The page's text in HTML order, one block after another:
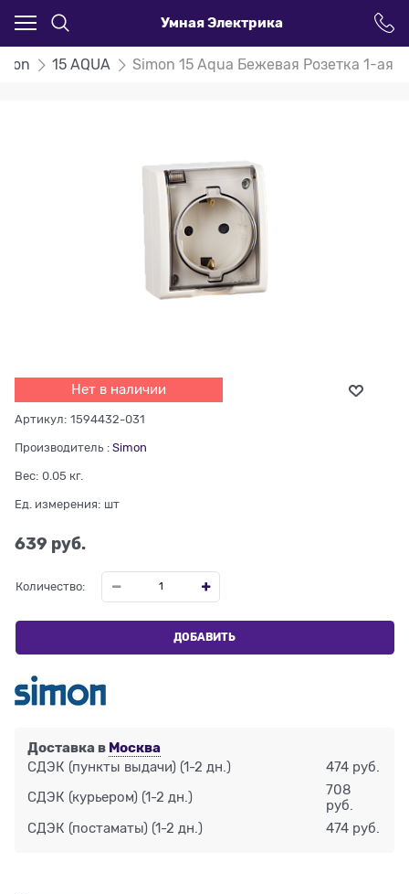
Умная Электрика
15 AQUA Simon 15 Aqua Бежевая Розетка 1-
Нет в наличии
Артикул: 1594432-031
Производитель : Simon
Вес: 0.05 кг.
Ед. измерения: шт
639 руб.
Количество:
ДОБАВИТЬ
Доставка в Москва
СДЭК (пункты выдачи) (1-2 дн.) 474 руб.
СДЭК (курьером) (1-2 дн.)
708
руб.
СДЭК (постаматы) (1-2 дн.) 474 руб.